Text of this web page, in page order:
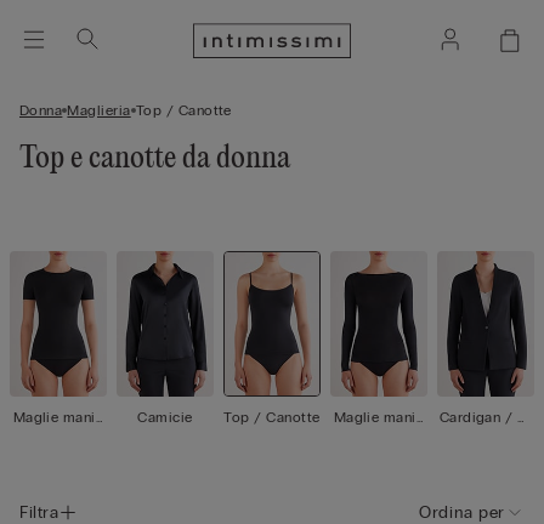
Donna Maglieria Top / Canotte
Top e canotte da donna
Maglie manic
Camicie Top / Canotte
Maglie manic
Cardigan / Gi
Filtra Ordina per